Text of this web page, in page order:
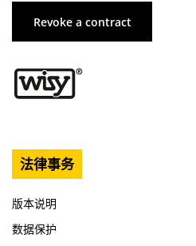
Revoke a contract
法律事务
版本说明
数据保护